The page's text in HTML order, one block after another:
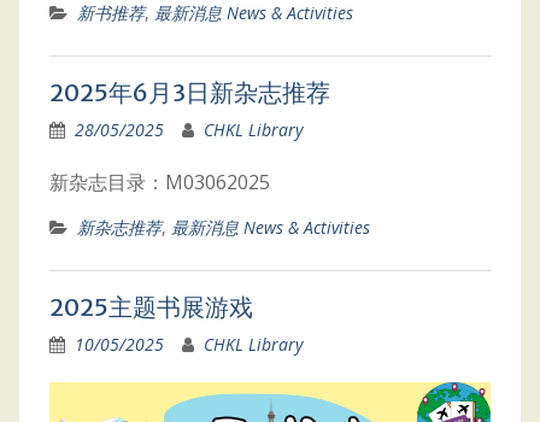
新书推荐, 最新消息 News & Activities
2025年6月3日新杂志推荐
28/05/2025 CHKL Library
新杂志目录：M03062025
新杂志推荐, 最新消息 News & Activities
2025主题书展游戏
10/05/2025 CHKL Library